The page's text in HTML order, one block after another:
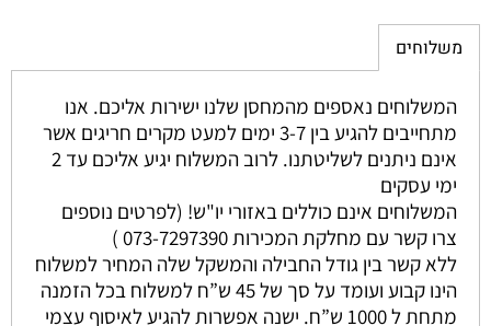
משלוחים
המשלוחים נאספים מהמחסן שלנו ישירות אליכם. אנו
מתחייבים להגיע בין 3-7 ימים למעט מקרים חריגים אשר
אינם ניתנים לשליטתנו. לרוב המשלוח יגיע אליכם עד 2
ימי עסקים
המשלוחים אינם כוללים באזורי יו"ש! (לפרטים נוספים
צרו קשר עם מחלקת המכירות 073-7297390 )
ללא קשר בין גודל החבילה והמשקל שלה המחיר למשלוח
הינו קבוע ועומד על סך של 45 ש”ח למשלוח בכל הזמנה
מתחת ל 1000 ש”ח. ישנה אפשרות להגיע לאיסוף עצמי